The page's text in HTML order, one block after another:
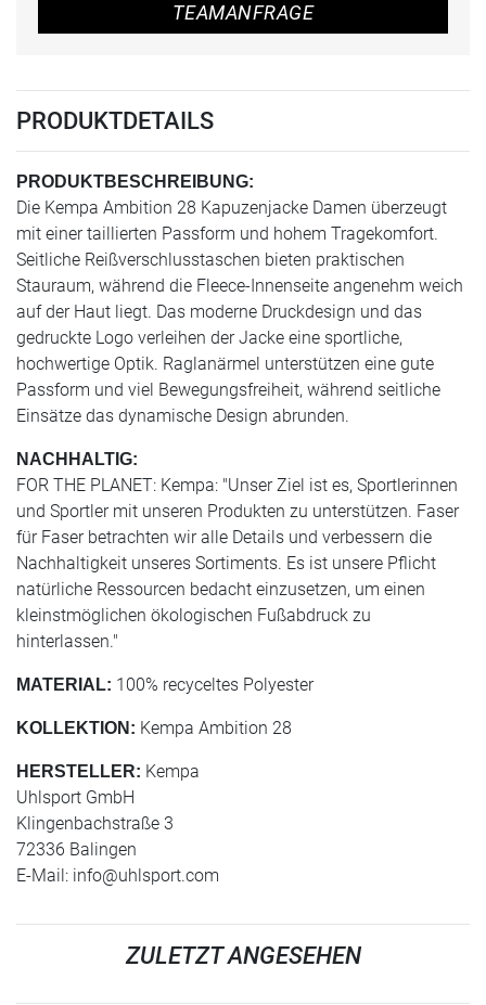
TEAMANFRAGE
PRODUKTDETAILS
PRODUKTBESCHREIBUNG:
Die Kempa Ambition 28 Kapuzenjacke Damen überzeugt
mit einer taillierten Passform und hohem Tragekomfort.
Seitliche Reißverschlusstaschen bieten praktischen
Stauraum, während die Fleece-Innenseite angenehm weich
auf der Haut liegt. Das moderne Druckdesign und das
gedruckte Logo verleihen der Jacke eine sportliche,
hochwertige Optik. Raglanärmel unterstützen eine gute
Passform und viel Bewegungsfreiheit, während seitliche
Einsätze das dynamische Design abrunden.
NACHHALTIG:
FOR THE PLANET: Kempa: "Unser Ziel ist es, Sportlerinnen
und Sportler mit unseren Produkten zu unterstützen. Faser
für Faser betrachten wir alle Details und verbessern die
Nachhaltigkeit unseres Sortiments. Es ist unsere Pflicht
natürliche Ressourcen bedacht einzusetzen, um einen
kleinstmöglichen ökologischen Fußabdruck zu
hinterlassen."
MATERIAL: 100% recyceltes Polyester
KOLLEKTION: Kempa Ambition 28
HERSTELLER: Kempa
Uhlsport GmbH
Klingenbachstraße 3
72336 Balingen
E-Mail: info@uhlsport.com
ZULETZT ANGESEHEN